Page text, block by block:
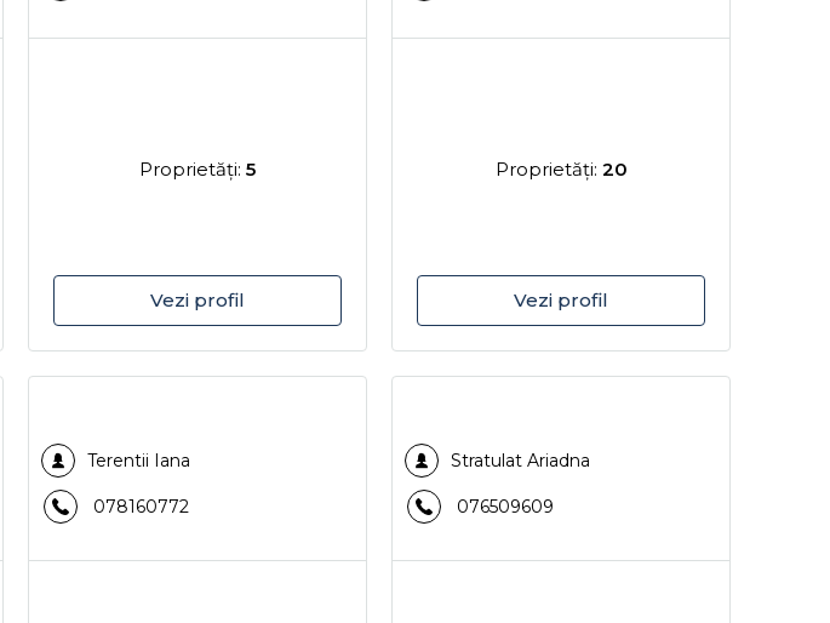
Proprietăţi: 5
Vezi profil
Proprietăţi: 20
Vezi profil
Terentii Iana
078160772
Stratulat Ariadna
076509609